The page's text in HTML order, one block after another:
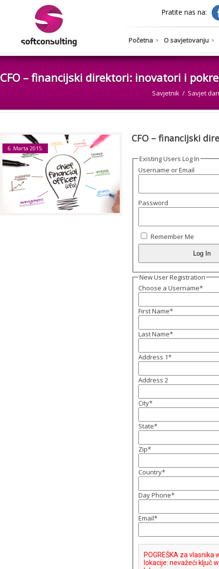
Pratite nas na:
Početna O savjetovanju
CFO – financijski direktori: inovatori i
Savjetnik Savjet
6. Marta 2015.
CFO – financijski
Existing Users Log In
Username or Email
Password
Remember Me
New User Registration
Choose a Username*
First Name*
Last Name*
Address 1*
Address 2
City*
State*
Zip*
Country*
Day Phone*
Email*